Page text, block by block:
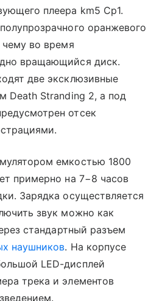
плеера km5 Cp1.
оранжевого
чему во время
вращающийся диск.
две эксклюзивные
Death Stranding 2, а под
отсек
емкостью 1800
примерно на 7−8 часов
Зарядка осуществляется
звук можно как
стандартный разъем
наушников. На корпусе
LED-дисплей
трека и элементов